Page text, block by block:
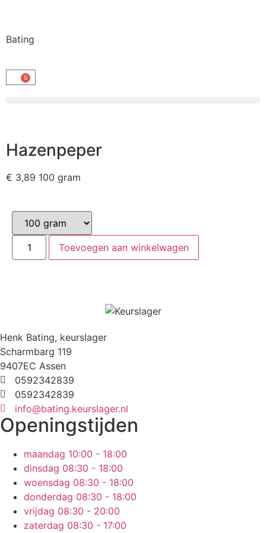
Bating
0
Hazenpeper
€ 3,89 100 gram
Toevoegen aan winkelwagen
Henk Bating, keurslager
Scharmbarg 119
9407EC Assen
0592342839
0592342839
info@bating.keurslager.nl
Openingstijden
maandag 10:00 - 18:00
dinsdag 08:30 - 18:00
woensdag 08:30 - 18:00
donderdag 08:30 - 18:00
vrijdag 08:30 - 20:00
zaterdag 08:30 - 17:00